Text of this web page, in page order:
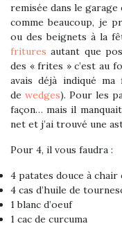
remisée dans le garage
comme beaucoup, je
ou des beignets à la
fritures autant que
des « frites » c’est au
avais déjà indiqué
de wedges). Pour les
façon… mais il
net et j’ai trouvé une
Pour 4, il vous faudra :
4 patates douce à chair
4 cas d’huile de
1 blanc d’oeuf
1 cac de curcuma